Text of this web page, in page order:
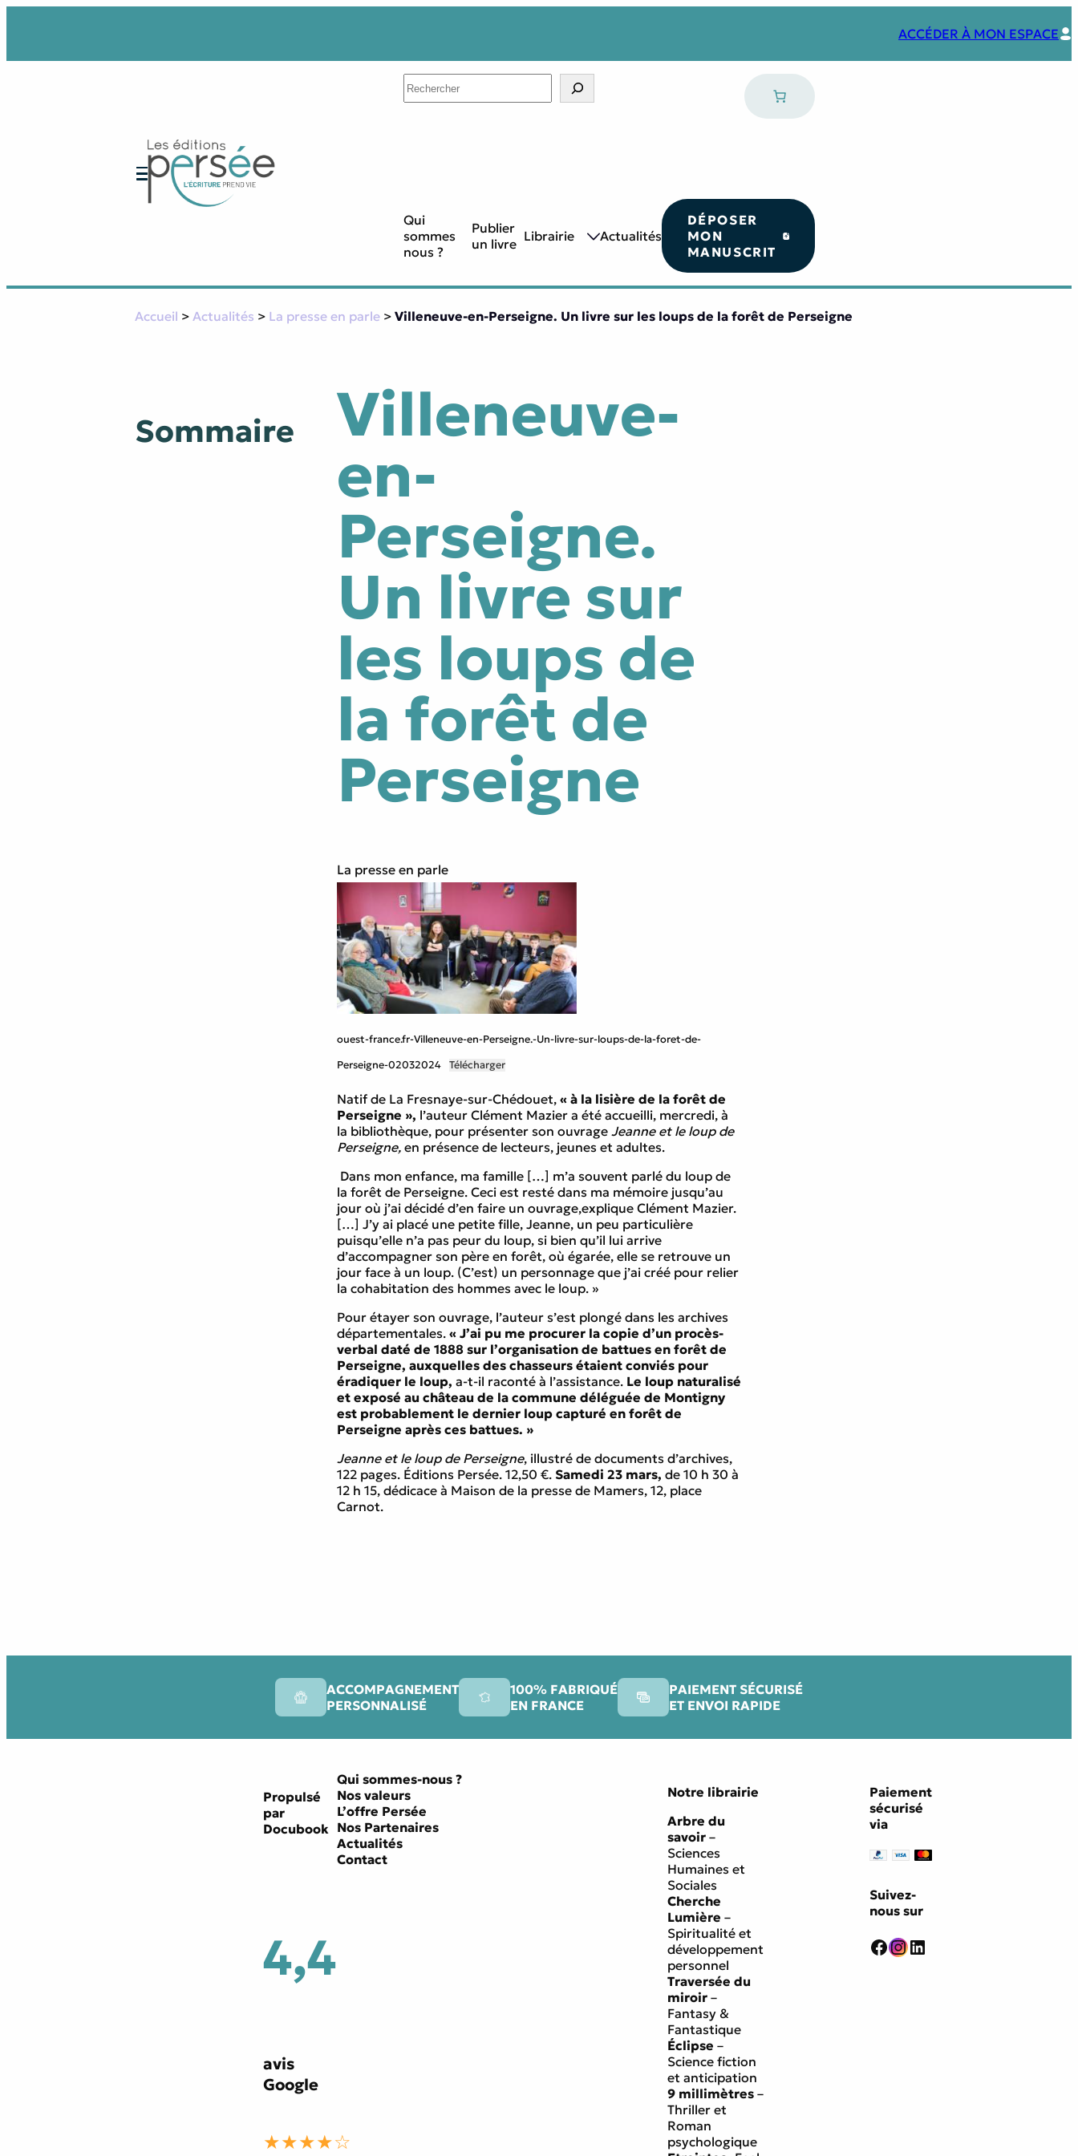
ACCÉDER À MON ESPACE
Search
Qui
sommes
nous ?
Publier
un livre Librairie
Etreintes Littérature générale
Actualités
DÉPOSER
MON
MANUSCRIT
Accueil > Actualités > La presse en parle > Villeneuve-en-Perseigne. Un livre sur les loups de la forêt de Perseigne
Sommaire
Villeneuve-
en-
Perseigne.
Un livre sur
les loups de
la forêt de
Perseigne
La presse en parle
ouest-france.fr-Villeneuve-en-Perseigne.-Un-livre-sur-loups-de-la-foret-de-
Perseigne-02032024
Télécharger
Natif de La Fresnaye-sur-Chédouet, « à la lisière de la forêt de
Perseigne », l’auteur Clément Mazier a été accueilli, mercredi, à
la bibliothèque, pour présenter son ouvrage Jeanne et le loup de
Perseigne, en présence de lecteurs, jeunes et adultes.
Dans mon enfance, ma famille […] m’a souvent parlé du loup de
la forêt de Perseigne. Ceci est resté dans ma mémoire jusqu’au
jour où j’ai décidé d’en faire un ouvrage,explique Clément Mazier.
[…] J’y ai placé une petite fille, Jeanne, un peu particulière
puisqu’elle n’a pas peur du loup, si bien qu’il lui arrive
d’accompagner son père en forêt, où égarée, elle se retrouve un
jour face à un loup. (C’est) un personnage que j’ai créé pour relier
la cohabitation des hommes avec le loup. »
Pour étayer son ouvrage, l’auteur s’est plongé dans les archives
départementales. « J’ai pu me procurer la copie d’un procès-
verbal daté de 1888 sur l’organisation de battues en forêt de
Perseigne, auxquelles des chasseurs étaient conviés pour
éradiquer le loup, a-t-il raconté à l’assistance. Le loup naturalisé
et exposé au château de la commune déléguée de Montigny
est probablement le dernier loup capturé en forêt de
Perseigne après ces battues. »
Jeanne et le loup de Perseigne, illustré de documents d’archives,
122 pages. Éditions Persée. 12,50 €. Samedi 23 mars, de 10 h 30 à
12 h 15, dédicace à Maison de la presse de Mamers, 12, place
Carnot.
ACCOMPAGNEMENT
PERSONNALISÉ
100% FABRIQUÉ
EN FRANCE
PAIEMENT SÉCURISÉ
ET ENVOI RAPIDE
Propulsé
par
Docubook
4,4
avis
Google
★★★★☆
Qui sommes-nous ?
Nos valeurs
L’offre Persée
Nos Partenaires
Actualités
Contact
Notre librairie
Arbre du
savoir –
Sciences
Humaines et
Sociales
Cherche
Lumière –
Spiritualité et
développement
personnel
Traversée du
miroir –
Fantasy &
Fantastique
Éclipse –
Science fiction
et anticipation
9 millimètres –
Thriller et
Roman
psychologique
Paiement
sécurisé
via
Suivez-
nous sur
Facebook
Instagram
LinkedIn